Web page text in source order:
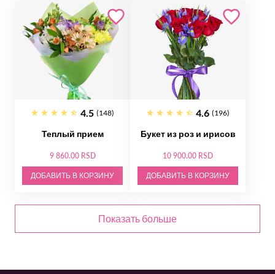
4.5 (148)
Теплый прием
9 860.00 RSD
ДОБАВИТЬ В КОРЗИНУ
4.6 (196)
Букет из роз и ирисов
10 900.00 RSD
ДОБАВИТЬ В КОРЗИНУ
Показать больше